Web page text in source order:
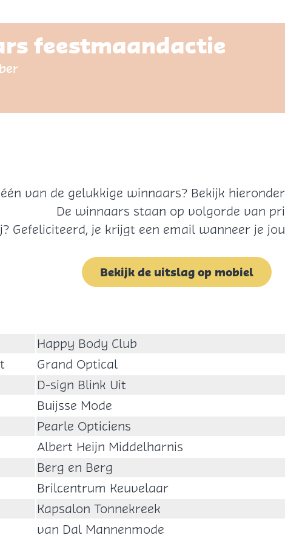
feestmaandactie
van de gelukkige winnaars? Bekijk
De winnaars staan op volgorde van
Gefeliciteerd, je krijgt een email wanneer je
Bekijk de uitslag op mobiel
Happy Body Club
Grand Optical
D-sign Blink Uit
Buijsse Mode
Pearle Opticiens
Albert Heijn Middelharnis
Berg en Berg
Brilcentrum Keuvelaar
Kapsalon Tonnekreek
van Dal Mannenmode